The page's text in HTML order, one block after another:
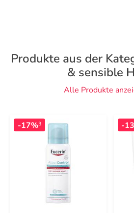
Produkte aus der
& sensible
Alle Produkte
-17%3 -